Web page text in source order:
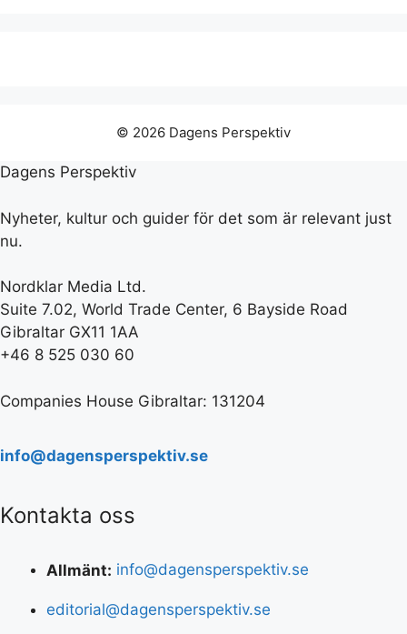
© 2026 Dagens Perspektiv
Dagens Perspektiv
Nyheter, kultur och guider för det som är relevant just
nu.
Nordklar Media Ltd.
Suite 7.02, World Trade Center, 6 Bayside Road
Gibraltar GX11 1AA
+46 8 525 030 60
Companies House Gibraltar: 131204
info@dagensperspektiv.se
Kontakta oss
Allmänt: info@dagensperspektiv.se
editorial@dagensperspektiv.se